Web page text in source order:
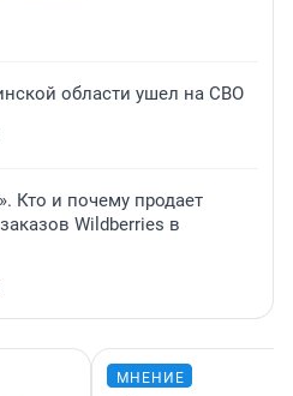
области ушел на СВО
Кто и почему продает
Wildberries в
МНЕНИЕ